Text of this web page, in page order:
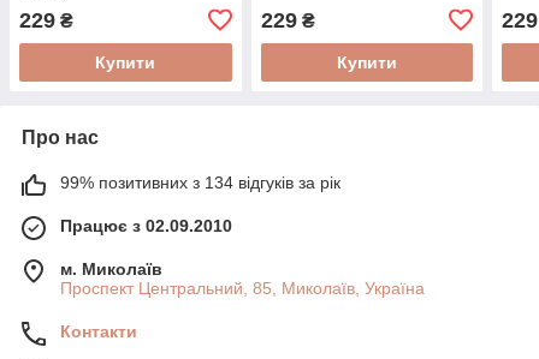
229 ₴
Купити
229₴
Купити
229
Про нас
99% позитивних з 134 відгуків за рік
Працює з 02.09.2010
м. Миколаїв
Проспект Центральний, 85, Миколаїв, Україна
Контакти